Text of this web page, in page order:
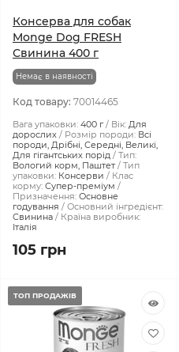
Консерва для собак
Monge Dog FRESH
Свинина 400 г
Немає в наявності
Код товару: 70014465
Вага упаковки: 400 г Вік: Для
дорослих
Розмір породи: Всі
породи, Дрібні, Середні, Великі,
Для гігантських порід
Тип:
Вологий корм, Паштет
Тип
упаковки: Консерви
Клас
корму: Супер-преміум
Призначення: Основне
годування
Основний інгредієнт:
Свинина
Країна виробник:
Італія
105 грн
ТОП ПРОДАЖІВ